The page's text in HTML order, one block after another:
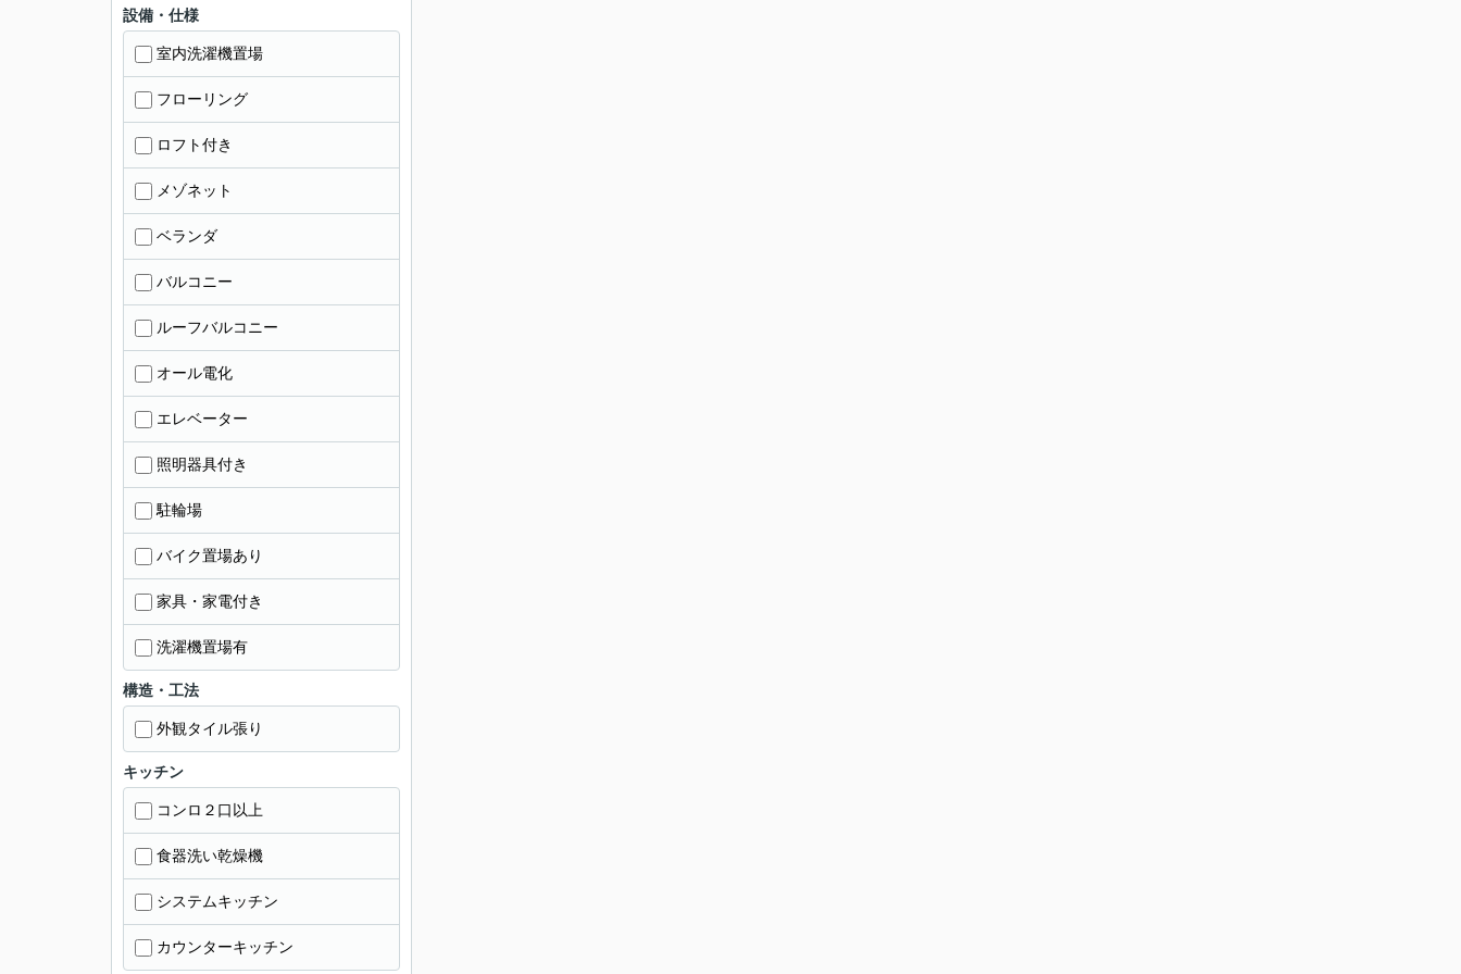
設備・仕様
室内洗濯機置場
フローリング
ロフト付き
メゾネット
ベランダ
バルコニー
ルーフバルコニー
オール電化
エレベーター
照明器具付き
駐輪場
バイク置場あり
家具・家電付き
洗濯機置場有
構造・工法
外観タイル張り
キッチン
コンロ２口以上
食器洗い乾燥機
システムキッチン
カウンターキッチン